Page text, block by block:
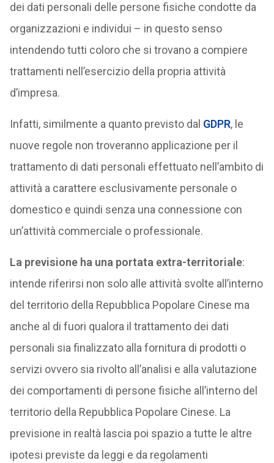
dei dati personali delle persone fisiche condotte da
organizzazioni e individui – in questo senso
intendendo tutti coloro che si trovano a compiere
trattamenti nell’esercizio della propria attività
d’impresa.
Infatti, similmente a quanto previsto dal GDPR, le
nuove regole non troveranno applicazione per il
trattamento di dati personali effettuato nell’ambito di
attività a carattere esclusivamente personale o
domestico e quindi senza una connessione con
un’attività commerciale o professionale.
La previsione ha una portata extra-territoriale:
intende riferirsi non solo alle attività svolte all’interno
del territorio della Repubblica Popolare Cinese ma
anche al di fuori qualora il trattamento dei dati
personali sia finalizzato alla fornitura di prodotti o
servizi ovvero sia rivolto all’analisi e alla valutazione
dei comportamenti di persone fisiche all’interno del
territorio della Repubblica Popolare Cinese. La
previsione in realtà lascia poi spazio a tutte le altre
ipotesi previste da leggi e da regolamenti